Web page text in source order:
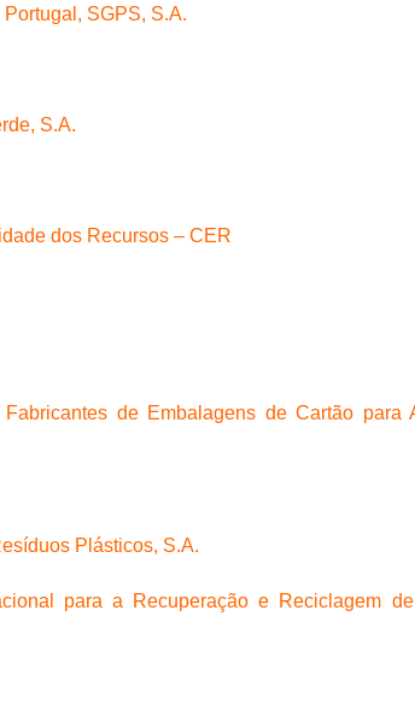
SGPS, S.A.
S.A.
dos Recursos – CER
de Embalagens de Cartão para
Plásticos, S.A.
para a Recuperação e Reciclagem